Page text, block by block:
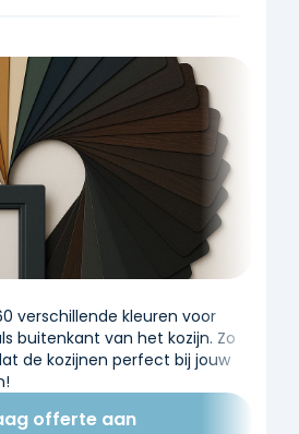
verschillende kleuren voor
buitenkant van het kozijn. Zo
de kozijnen perfect bij jouw
offerte aan